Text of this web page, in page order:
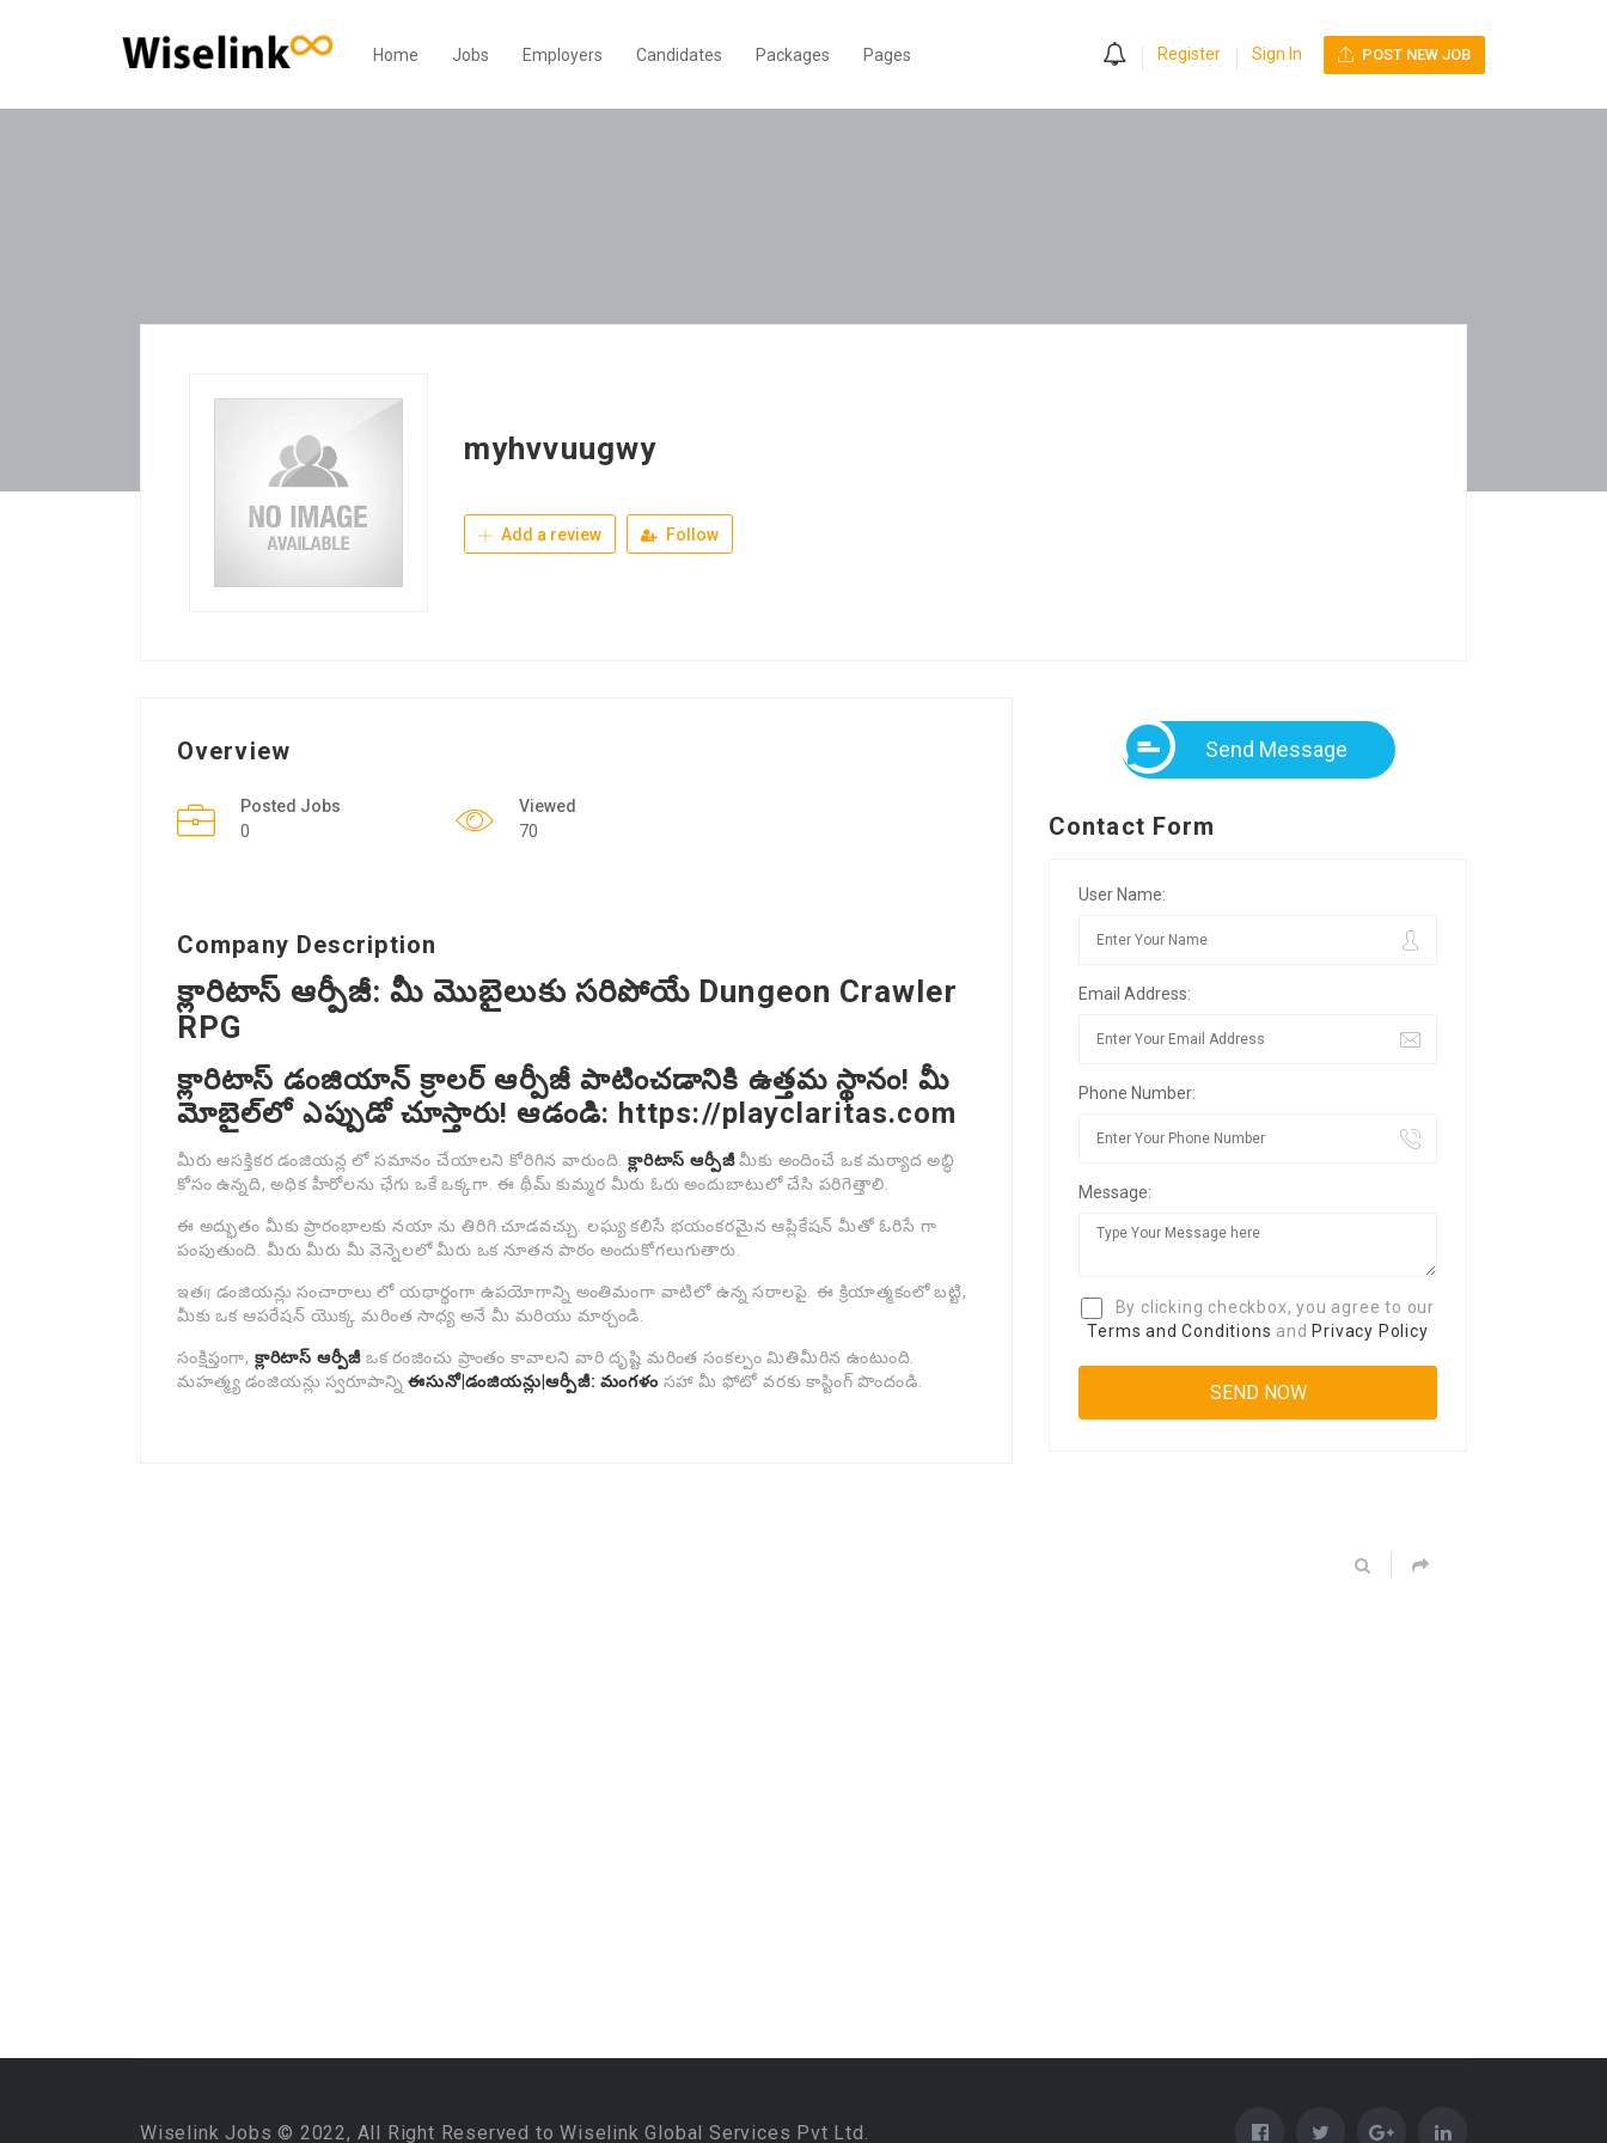
Home Jobs Employers Candidates Packages Pages Register Sign In POST NEW JOB
myhvvuugwy
Add a review Follow
Overview
Posted Jobs
0
Viewed
70
Company Description
క్లారిటాస్ ఆర్పీజీ: మీ మొబైలుకు సరిపోయే Dungeon Crawler
RPG
క్లారిటాస్ డంజియాన్ క్రాలర్ ఆర్పీజీ పాటించడానికి ఉత్తమ స్థానం! మీ
మోబైల్‌లో ఎప్పుడో చూస్తారు! ఆడండి: https://playclaritas.com
మీరు ఆసక్తికర డంజియన్ల లో సమానం చేయాలని కోరిగిన వారుంది. క్లారిటాస్ ఆర్పీజీమీకు అందించే ఒక మర్యాద అబ్ధి
కోసం ఉన్నది, అధిక హీరోలను ఛేగు ఒకే ఒక్కగా. ఈ థీమ్ కుమ్మర మీరు ఓరు అందుబాటులో చేసి పరిగెత్తాలి.
ఈ అద్భుతం మీకు ప్రారంభాలకు నయా ను తిరిగి చూడవచ్చు. లఘ్య కలిసే భయంకరమైన ఆప్లికేషన్ మీతో ఓరిసే గా
పంపుతుంది. మీరు మీరు మీ వెన్నెలలో మీరు ఒక నూతన పాఠం అందుకోగలుగుతారు.
ఇతர డంజియన్లు సంచారాలు లో యథార్థంగా ఉపయోగాన్ని అంతిమంగా వాటిలో ఉన్న సరాలపై. ఈ క్రియాత్మకంలో బట్టి,
మీకు ఒక ఆపరేషన్ యొక్క మరింత సాధ్య అనే మీ మరియు మార్చండి.
సంక్షిప్తంగా, క్లారిటాస్ ఆర్పీజీ ఒక రంజించు ప్రాంతం కావాలని వారి దృష్టి మరింత సంకల్పం మితిమీరిన ఉంటుంది.
మహత్మ్య డంజియన్లు స్వరూపాన్నిఈసునో|డంజియన్లు|ఆర్పీజీ: మంగళంసహా మీ ఫోటో వరకు కాస్టింగ్ పొందండి.
Send Message
Contact Form
User Name:
Email Address:
Phone Number:
Message:
By clicking checkbox, you agree to our
Terms and Conditions and Privacy Policy
Wiselink Jobs © 2022, All Right Reserved to Wiselink Global Services Pvt Ltd.